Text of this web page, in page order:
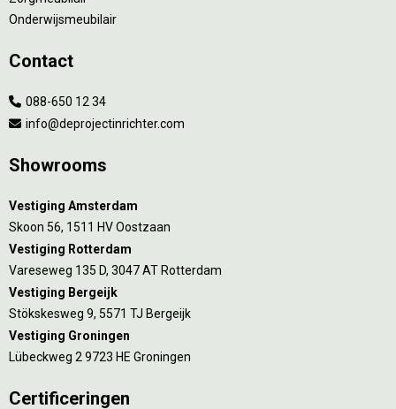
Onderwijsmeubilair
Contact
088-650 12 34
info@deprojectinrichter.com
Showrooms
Vestiging Amsterdam
Skoon 56, 1511 HV Oostzaan
Vestiging Rotterdam
Vareseweg 135 D, 3047 AT Rotterdam
Vestiging Bergeijk
Stökskesweg 9, 5571 TJ Bergeijk
Vestiging Groningen
Lübeckweg 2 9723 HE Groningen
Certificeringen